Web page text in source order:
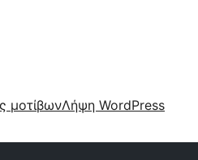
μοτίβωνΛήψη WordPress